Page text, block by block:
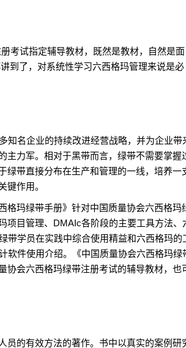
考试指定辅导教材，既然是教材，自然是面
到了，对系统性学习六西格玛管理来说是必
名企业的持续改进经营战略，并为企业带
主力军。相对于黑带而言，绿带不需要掌握
绿带直接分布在生产和管理的一线，培养一
键作用。
玛绿带手册》针对中国质量协会六西格玛
项目管理、DMAIc各阶段的主要工具方法、
带学员在实践中综合使用精益和六西格玛的
软件使用介绍。《中国质量协会六西格玛绿
协会六西格玛绿带注册考试的辅导教材，也
的有效方法的著作。书中以真实的案例研